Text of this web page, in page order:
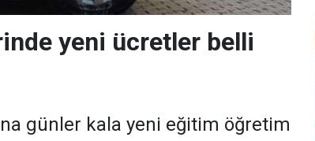
yeni ücretler belli
günler kala yeni eğitim öğretim